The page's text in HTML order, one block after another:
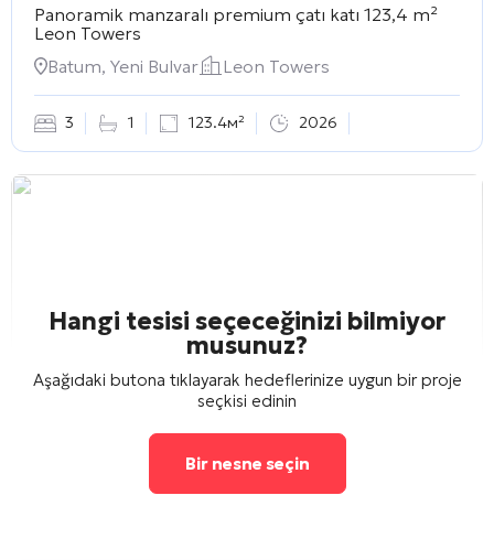
Panoramik manzaralı premium çatı katı 123,4 m²
Leon Towers
Batum, Yeni Bulvar
Leon Towers
3 1 123.4м² 2026
Hangi tesisi seçeceğinizi bilmiyor
musunuz?
Aşağıdaki butona tıklayarak hedeflerinize uygun bir proje
seçkisi edinin
Bir nesne seçin